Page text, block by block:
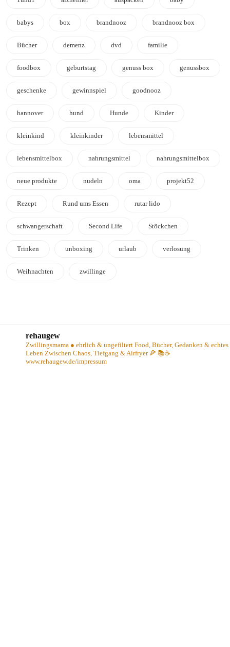
babys box brandnooz brandnooz box
Bücher demenz dvd familie
foodbox geburtstag genuss box genussbox
geschenke gewinnspiel goodnooz
hannover hund Hunde Kinder
kleinkind kleinkinder lebensmittel
lebensmittelbox nahrungsmittel nahrungsmittelbox
neue produkte nudeln oma projekt52
Rezept Rund ums Essen rutar lido
schwangerschaft Second Life Stöckchen
Trinken unboxing urlaub verlosung
Weihnachten zwillinge
rehaugew
Zwillingsmama ● ehrlich & ungefiltert Food, Bücher, Gedanken & echtes
Leben Zwischen Chaos, Tiefgang & Airfryer 🍕 📚☕️
www.rehaugew.de/impressum